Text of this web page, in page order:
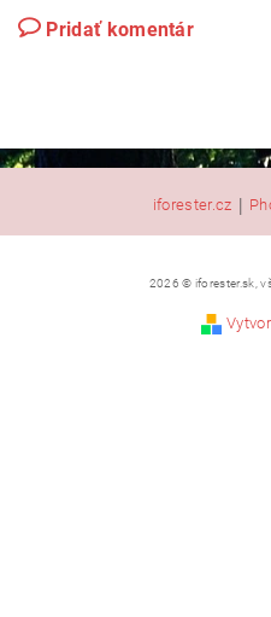
Pridať komentár
iforester.cz
2026 © iforester.sk,